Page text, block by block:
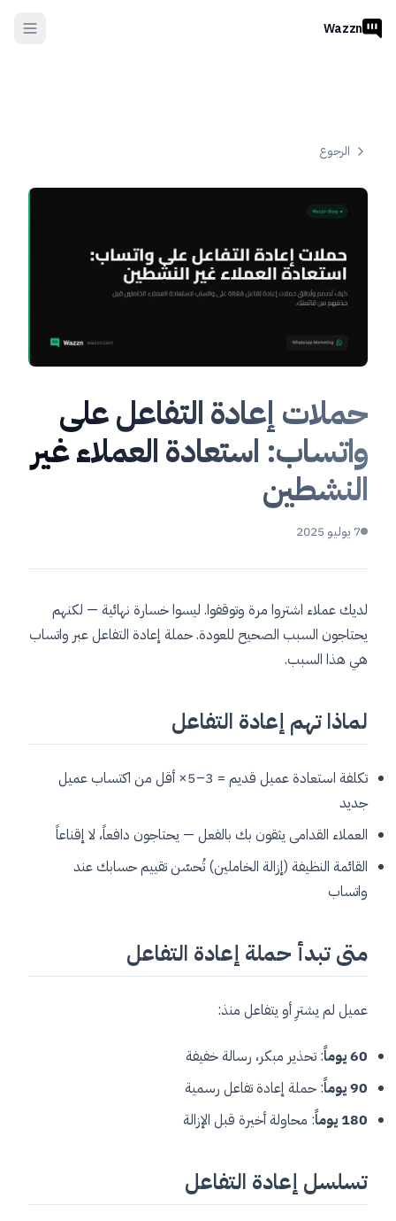
Wazzn
الرجوع
حملات إعادة التفاعل على
واتساب: استعادة العملاء غير
النشطين
7 يوليو 2025
لديك عملاء اشتروا مرة وتوقفوا. ليسوا خسارة نهائية — لكنهم
يحتاجون السبب الصحيح للعودة. حملة إعادة التفاعل عبر واتساب
هي هذا السبب.
لماذا تهم إعادة التفاعل
تكلفة استعادة عميل قديم = 3–5× أقل من اكتساب عميل
جديد
العملاء القدامى يثقون بك بالفعل — يحتاجون دافعاً، لا إقناعاً
القائمة النظيفة (إزالة الخاملين) تُحسّن تقييم حسابك عند
واتساب
متى تبدأ حملة إعادة التفاعل
عميل لم يشترِ أو يتفاعل منذ:
60 يوماً
: تحذير مبكر، رسالة خفيفة
90 يوماً
: حملة إعادة تفاعل رسمية
180 يوماً
: محاولة أخيرة قبل الإزالة
تسلسل إعادة التفاعل